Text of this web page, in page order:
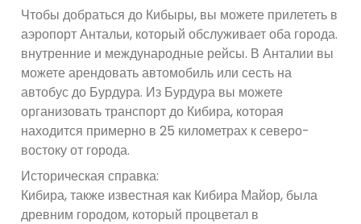
Чтобы добраться до Кибыры, вы можете прилететь в
аэропорт Антальи, который обслуживает оба города.
внутренние и международные рейсы. В Анталии вы
можете арендовать автомобиль или сесть на
автобус до Бурдура. Из Бурдура вы можете
организовать транспорт до Кибира, которая
находится примерно в 25 километрах к северо-
востоку от города.
Историческая справка:
Кибира, также известная как Кибира Майор, была
древним городом, который процветал в